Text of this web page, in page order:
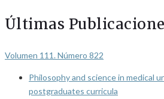
Últimas
Volumen 111. Número 822
Philosophy and science in medical
postgraduates curricula